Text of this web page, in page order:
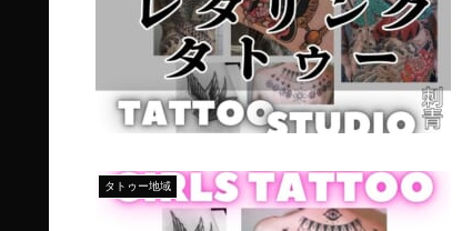
タトゥー地域